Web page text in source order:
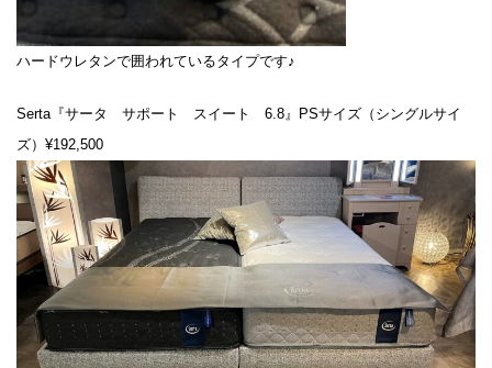
ハードウレタンで囲われているタイプです♪
Serta『サータ サポート スイート 6.8』PSサイズ（シングルサイ
ズ）¥192,500